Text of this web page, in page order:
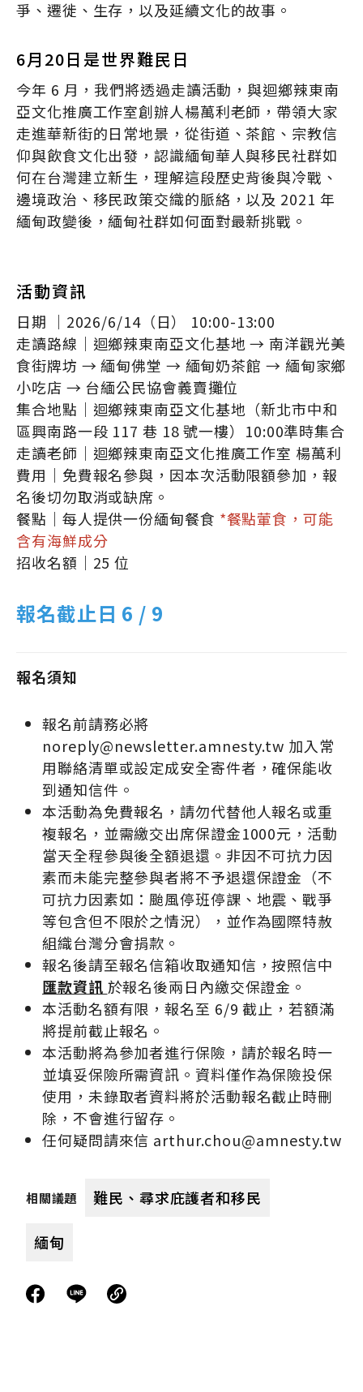
爭、遷徙、生存，以及延續文化的故事。
6月20日是世界難民日
今年 6 月，我們將透過走讀活動，與迴鄉辣東南
亞文化推廣工作室創辦人楊萬利老師，帶領大家
走進華新街的日常地景，從街道、茶館、宗教信
仰與飲食文化出發，認識緬甸華人與移民社群如
何在台灣建立新生，理解這段歷史背後與冷戰、
邊境政治、移民政策交織的脈絡，以及 2021 年
緬甸政變後，緬甸社群如何面對最新挑戰。
活動資訊
日期 ｜2026/6/14（日） 10:00-13:00
走讀路線｜迴鄉辣東南亞文化基地 → 南洋觀光美
食街牌坊 → 緬甸佛堂 → 緬甸奶茶館 → 緬甸家鄉
小吃店 → 台緬公民協會義賣攤位
集合地點｜迴鄉辣東南亞文化基地（新北市中和
區興南路一段 117 巷 18 號一樓）10:00準時集合
走讀老師｜迴鄉辣東南亞文化推廣工作室 楊萬利
費用｜免費報名參與，因本次活動限額參加，報
名後切勿取消或缺席。
餐點｜每人提供一份緬甸餐食 *餐點葷食，可能
含有海鮮成分
招收名額｜25 位
報名截止日 6 / 9
報名須知
報名前請務必將
noreply@newsletter.amnesty.tw 加入常
用聯絡清單或設定成安全寄件者，確保能收
到通知信件。
本活動為免費報名，請勿代替他人報名或重
複報名，並需繳交出席保證金1000元，活動
當天全程參與後全額退還。非因不可抗力因
素而未能完整參與者將不予退還保證金（不
可抗力因素如：颱風停班停課、地震、戰爭
等包含但不限於之情況），並作為國際特赦
組織台灣分會捐款。
報名後請至報名信箱收取通知信，按照信中
匯款資訊 於報名後兩日內繳交保證金。
本活動名額有限，報名至 6/9 截止，若額滿
將提前截止報名。
本活動將為參加者進行保險，請於報名時一
並填妥保險所需資訊。資料僅作為保險投保
使用，未錄取者資料將於活動報名截止時刪
除，不會進行留存。
任何疑問請來信 arthur.chou@amnesty.tw
相關議題 難民、尋求庇護者和移民
緬甸